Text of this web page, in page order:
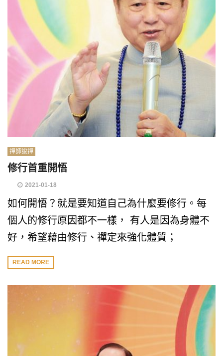
禪師說禪
修行首重開悟
2021-01-18
如何開悟？就是要知道自己為什麼要修行。每
個人的修行原因都不一樣， 有人是因為身體不
好，希望藉由修行、禪定來強化體質；
READ MORE